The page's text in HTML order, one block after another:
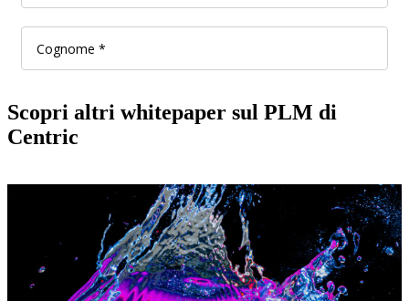
Scopri altri whitepaper sul PLM di
Centric